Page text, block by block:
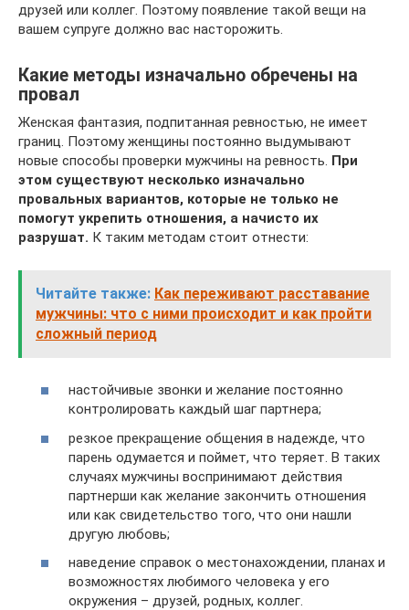
друзей или коллег. Поэтому появление такой вещи на
вашем супруге должно вас насторожить.
Какие методы изначально обречены на
провал
Женская фантазия, подпитанная ревностью, не имеет
границ. Поэтому женщины постоянно выдумывают
новые способы проверки мужчины на ревность. При
этом существуют несколько изначально
провальных вариантов, которые не только не
помогут укрепить отношения, а начисто их
разрушат. К таким методам стоит отнести:
Читайте также: Как переживают расставание
мужчины: что с ними происходит и как пройти
сложный период
настойчивые звонки и желание постоянно
контролировать каждый шаг партнера;
резкое прекращение общения в надежде, что
парень одумается и поймет, что теряет. В таких
случаях мужчины воспринимают действия
партнерши как желание закончить отношения
или как свидетельство того, что они нашли
другую любовь;
наведение справок о местонахождении, планах и
возможностях любимого человека у его
окружения – друзей, родных, коллег.